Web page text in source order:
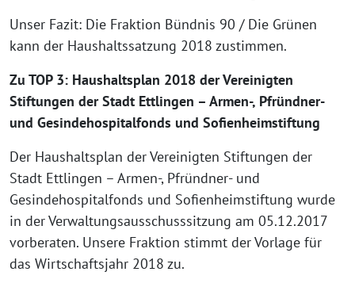
Unser Fazit: Die Fraktion Bündnis 90 / Die Grünen
kann der Haushaltssatzung 2018 zustimmen.
Zu TOP 3: Haushaltsplan 2018 der Vereinigten
Stiftungen der Stadt Ettlingen – Armen-, Pfründner-
und Gesindehospitalfonds und Sofienheimstiftung
Der Haushaltsplan der Vereinigten Stiftungen der
Stadt Ettlingen – Armen-, Pfründner- und
Gesindehospitalfonds und Sofienheimstiftung wurde
in der Verwaltungsausschusssitzung am 05.12.2017
vorberaten. Unsere Fraktion stimmt der Vorlage für
das Wirtschaftsjahr 2018 zu.